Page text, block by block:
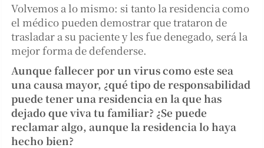
Volvemos a lo mismo: si tanto la residencia como
el médico pueden demostrar que trataron de
trasladar a su paciente y les fue denegado, será la
mejor forma de defenderse.
Aunque fallecer por un virus como este sea
una causa mayor, ¿qué tipo de responsabilidad
puede tener una residencia en la que has
dejado que viva tu familiar? ¿Se puede
reclamar algo, aunque la residencia lo haya
hecho bien?